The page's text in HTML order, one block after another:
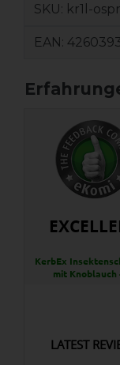
SKU: kr1l-
EAN:
KerbEx
mit Knoblauch
LATEST